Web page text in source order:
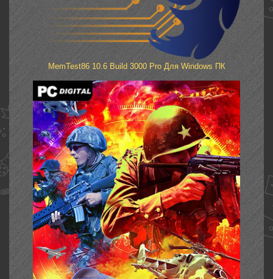
MemTest86 10.6 Build 3000 Pro Для Windows ПК